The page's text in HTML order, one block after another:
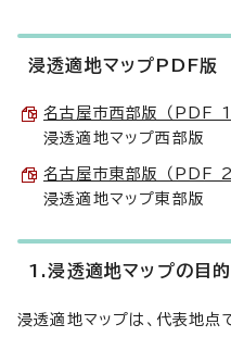
浸透適地マップPDF版
名古屋市西部版 （PDF
浸透適地マップ西部版
名古屋市東部版 （PDF
浸透適地マップ東部版
1.浸透適地マップの目的
浸透適地マップは、代表地点